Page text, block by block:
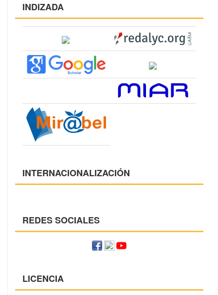
INDIZADA
INTERNACIONALIZACIÓN
REDES SOCIALES
LICENCIA